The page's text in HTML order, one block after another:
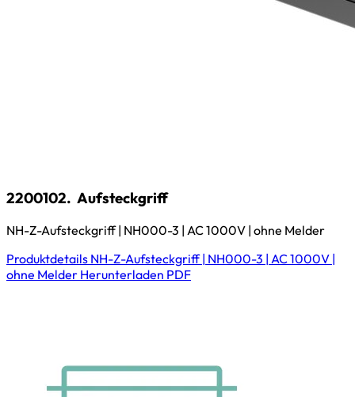
2200102. Aufsteckgriff
NH-Z-Aufsteckgriff | NH000-3 | AC 1000V | ohne Melder
Produktdetails NH-Z-Aufsteckgriff | NH000-3 | AC 1000V |
ohne Melder Herunterladen PDF